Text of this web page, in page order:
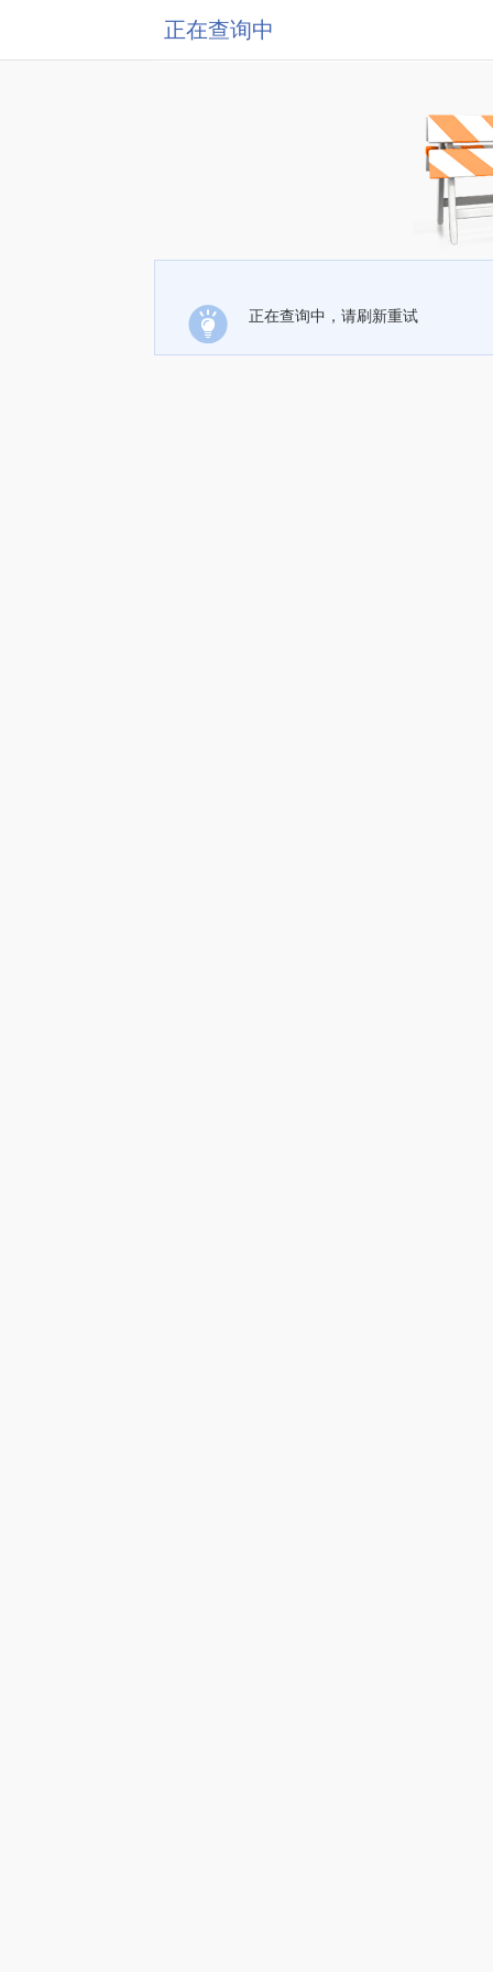
正在查询中
正在查询中，请刷新重试